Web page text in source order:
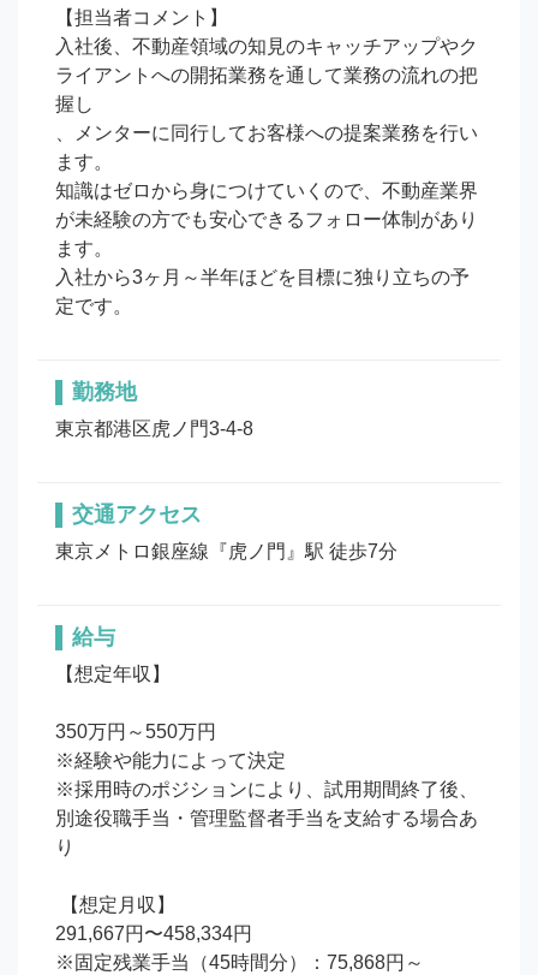
【担当者コメント】
入社後、不動産領域の知見のキャッチアップやク
ライアントへの開拓業務を通して業務の流れの把
握し
、メンターに同行してお客様への提案業務を行い
ます。
知識はゼロから身につけていくので、不動産業界
が未経験の方でも安心できるフォロー体制があり
ます。
入社から3ヶ月～半年ほどを目標に独り立ちの予
定です。
勤務地
東京都港区虎ノ門3-4-8
交通アクセス
東京メトロ銀座線『虎ノ門』駅 徒歩7分
給与
【想定年収】
350万円～550万円
※経験や能力によって決定
※採用時のポジションにより、試用期間終了後、
別途役職手当・管理監督者手当を支給する場合あ
り
291,667円〜458,334円
※固定残業手当（45時間分）：75,868円～